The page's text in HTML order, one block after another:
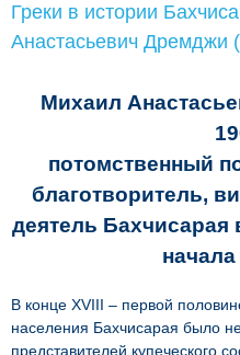
Греки в истории
Анастасьевич Дремджи
Михаил
потомственный
благотворитель,
деятель Бахчисарая
В конце XVIII – первой
населения Бахчисарая было
представителей купеческого